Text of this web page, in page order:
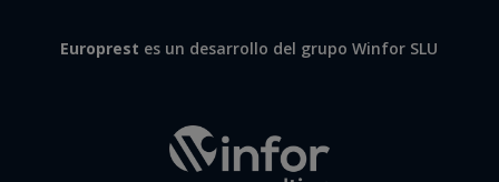
Europrest es un desarrollo del grupo Winfor SLU